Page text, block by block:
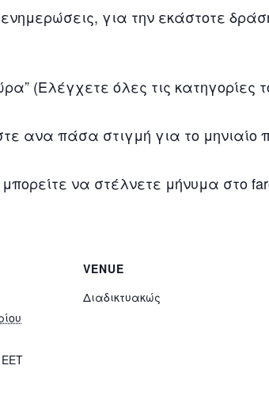
για την εκάστοτε
(Ελέγχετε όλες τις κατηγορίες
ανα πάσα στιγμή για το μηνιαίο
να στέλνετε μήνυμα στο
EET
VENUE
Διαδικτυακώς